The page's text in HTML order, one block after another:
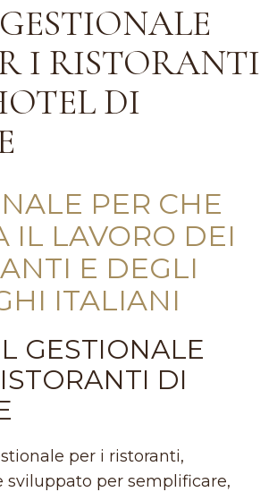
I RISTORANTI
DI
PER CHE
IL LAVORO DEI
E DEGLI
ITALIANI
GESTIONALE
DI
per i ristoranti,
sviluppato per semplificare,